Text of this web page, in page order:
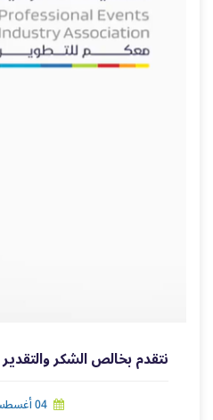
04 أغسطس 2024